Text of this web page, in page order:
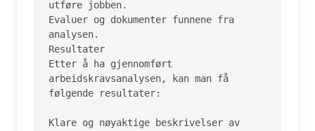
utføre jobben.
Evaluer og dokumenter funnene fra
analysen.
Resultater
Etter å ha gjennomført
arbeidskravsanalysen, kan man få
følgende resultater:
Klare og nøyaktige beskrivelser av